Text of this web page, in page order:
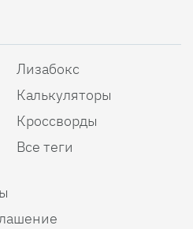
Лизабокс
Калькуляторы
Кроссворды
Все теги